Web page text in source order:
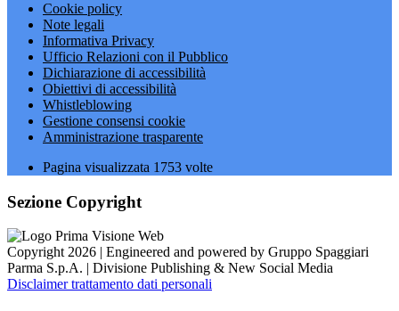
Cookie policy
Note legali
Informativa Privacy
Ufficio Relazioni con il Pubblico
Dichiarazione di accessibilità
Obiettivi di accessibilità
Whistleblowing
Gestione consensi cookie
Amministrazione trasparente
Pagina visualizzata 1753 volte
Sezione Copyright
Copyright 2026 | Engineered and powered by Gruppo Spaggiari
Parma S.p.A. | Divisione Publishing & New Social Media
Disclaimer trattamento dati personali